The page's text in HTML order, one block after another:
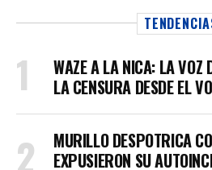
WAZE A LA NICA: LA VOZ
LA CENSURA DESDE EL
MURILLO DESPOTRICA
EXPUSIERON SU